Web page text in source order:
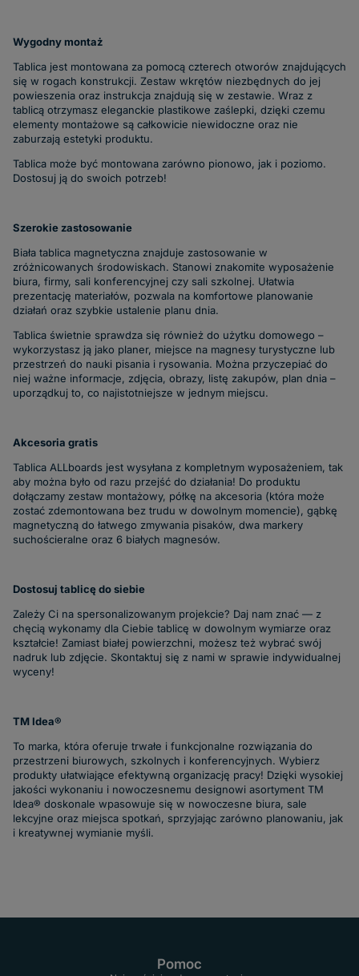
Wygodny montaż
Tablica jest montowana za pomocą czterech otworów znajdujących
się w rogach konstrukcji. Zestaw wkrętów niezbędnych do jej
powieszenia oraz instrukcja znajdują się w zestawie. Wraz z
tablicą otrzymasz eleganckie plastikowe zaślepki, dzięki czemu
elementy montażowe są całkowicie niewidoczne oraz nie
zaburzają estetyki produktu.
Tablica może być montowana zarówno pionowo, jak i poziomo.
Dostosuj ją do swoich potrzeb!
Szerokie zastosowanie
Biała tablica magnetyczna znajduje zastosowanie w
zróżnicowanych środowiskach. Stanowi znakomite wyposażenie
biura, firmy, sali konferencyjnej czy sali szkolnej. Ułatwia
prezentację materiałów, pozwala na komfortowe planowanie
działań oraz szybkie ustalenie planu dnia.
Tablica świetnie sprawdza się również do użytku domowego –
wykorzystasz ją jako planer, miejsce na magnesy turystyczne lub
przestrzeń do nauki pisania i rysowania. Można przyczepiać do
niej ważne informacje, zdjęcia, obrazy, listę zakupów, plan dnia –
uporządkuj to, co najistotniejsze w jednym miejscu.
Akcesoria gratis
Tablica ALLboards jest wysyłana z kompletnym wyposażeniem, tak
aby można było od razu przejść do działania! Do produktu
dołączamy zestaw montażowy, półkę na akcesoria (która może
zostać zdemontowana bez trudu w dowolnym momencie), gąbkę
magnetyczną do łatwego zmywania pisaków, dwa markery
suchościeralne oraz 6 białych magnesów.
Dostosuj tablicę do siebie
Zależy Ci na spersonalizowanym projekcie? Daj nam znać — z
chęcią wykonamy dla Ciebie tablicę w dowolnym wymiarze oraz
kształcie! Zamiast białej powierzchni, możesz też wybrać swój
nadruk lub zdjęcie. Skontaktuj się z nami w sprawie indywidualnej
wyceny!
TM Idea®
To marka, która oferuje trwałe i funkcjonalne rozwiązania do
przestrzeni biurowych, szkolnych i konferencyjnych. Wybierz
produkty ułatwiające efektywną organizację pracy! Dzięki wysokiej
jakości wykonaniu i nowoczesnemu designowi asortyment TM
Idea® doskonale wpasowuje się w nowoczesne biura, sale
lekcyjne oraz miejsca spotkań, sprzyjając zarówno planowaniu, jak
i kreatywnej wymianie myśli.
Pomoc